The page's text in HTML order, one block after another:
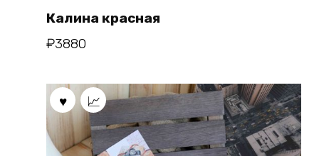
Калина красная
₽3880